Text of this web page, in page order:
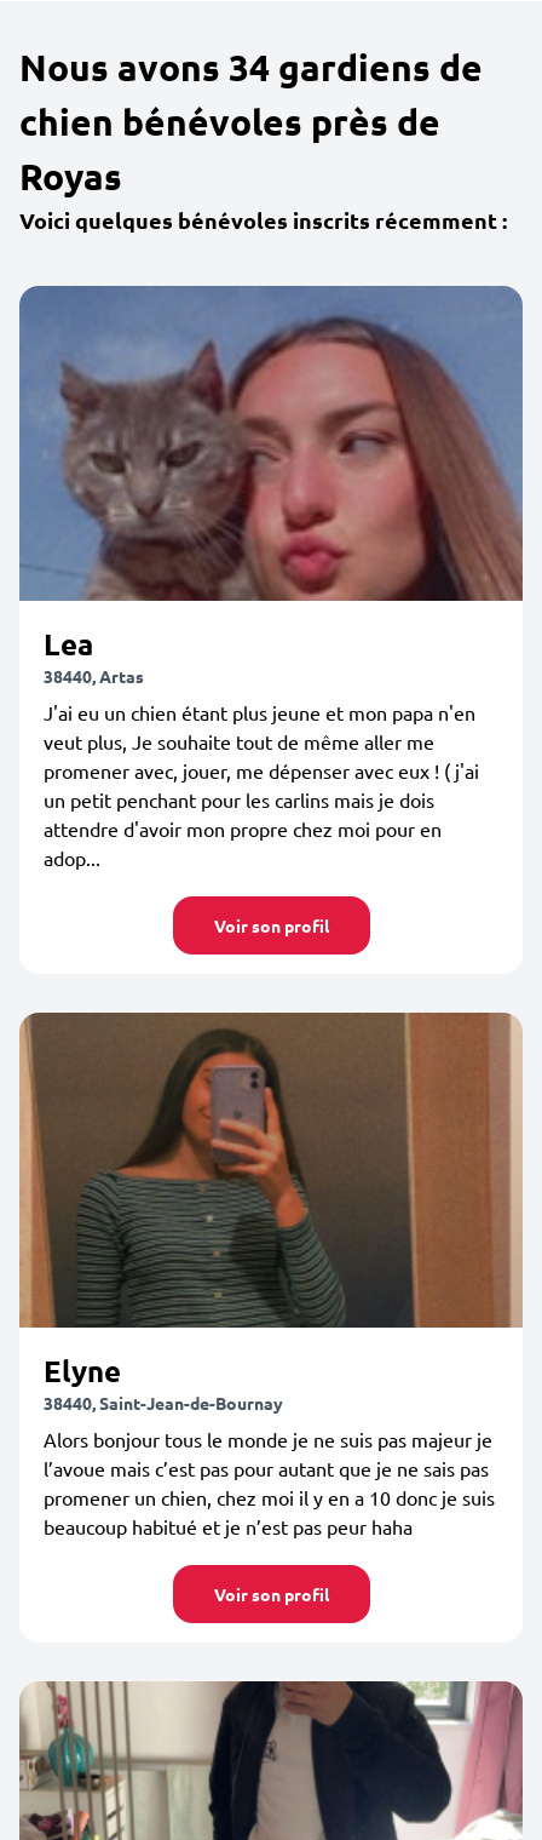
Nous avons 34 gardiens de
chien bénévoles près de
Royas
Voici quelques bénévoles inscrits récemment :
Lea
38440, Artas
J'ai eu un chien étant plus jeune et mon papa n'en
veut plus, Je souhaite tout de même aller me
promener avec, jouer, me dépenser avec eux ! ( j'ai
un petit penchant pour les carlins mais je dois
attendre d'avoir mon propre chez moi pour en
adop...
Voir son profil
Elyne
38440, Saint-Jean-de-Bournay
Alors bonjour tous le monde je ne suis pas majeur je
l’avoue mais c’est pas pour autant que je ne sais pas
promener un chien, chez moi il y en a 10 donc je suis
beaucoup habitué et je n’est pas peur haha
Voir son profil